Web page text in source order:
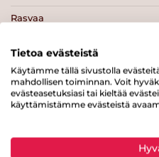
Rasvaa
Hiilihydraatteja
josta sokereita
Proteiinia
Tietoa evästeistä
Käytämme tällä sivustolla
mahdollisen toiminnan. Voit
evästeasetuksiasi tai kieltää
käyttämistämme evästeistä